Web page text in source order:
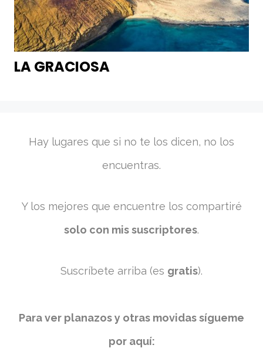
LA GRACIOSA
Hay lugares que si no te los dicen, no los
encuentras.
Y los mejores que encuentre los compartiré
solo con mis suscriptores.
Suscríbete arriba (es gratis).
Para ver planazos y otras movidas sígueme
por aquí: